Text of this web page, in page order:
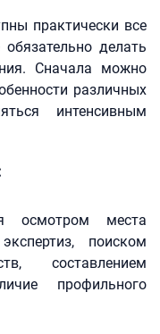
практически все
делать
Сначала можно
различных
интенсивным
места
поиском
составлением
профильного